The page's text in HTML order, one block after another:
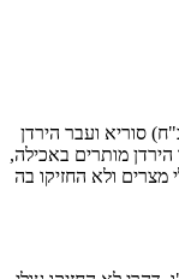
סוריא ועבר הירדן
מותרים באכילה,
מצרים ולא החזיקו בה